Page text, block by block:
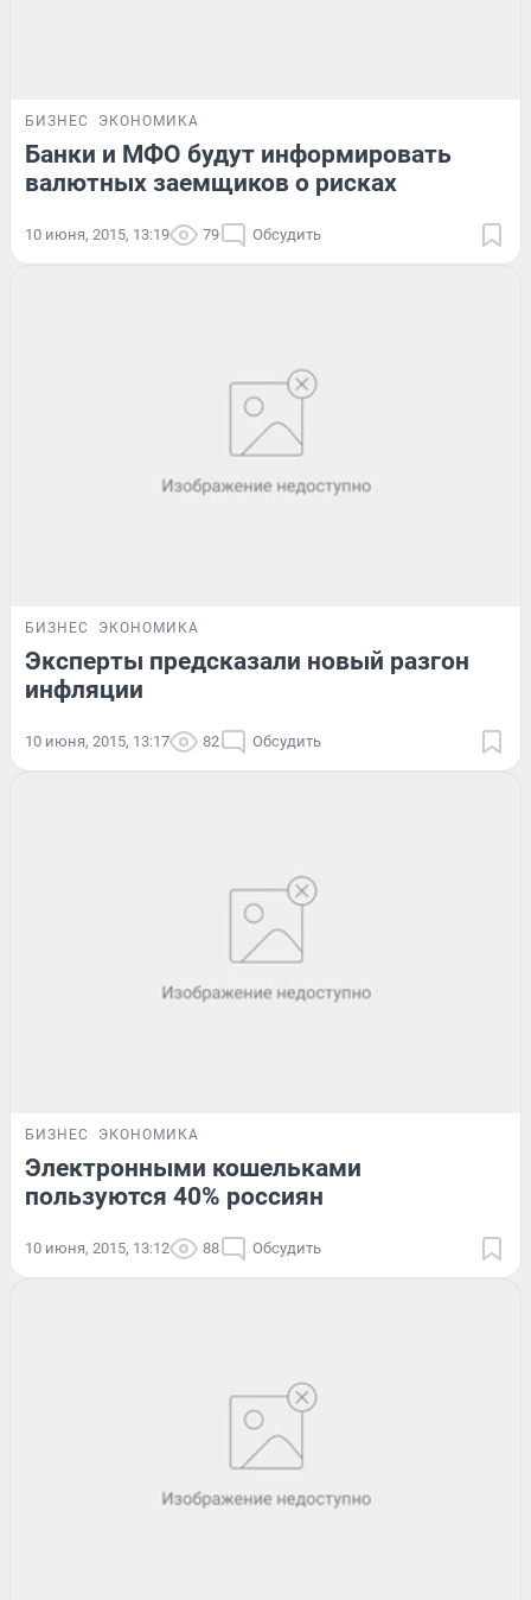
БИЗНЕС ЭКОНОМИКА
Банки и МФО будут информировать
валютных заемщиков о рисках
10 июня, 2015, 13:19 79 Обсудить
БИЗНЕС ЭКОНОМИКА
Эксперты предсказали новый разгон
инфляции
10 июня, 2015, 13:17 82 Обсудить
БИЗНЕС ЭКОНОМИКА
Электронными кошельками
пользуются 40% россиян
10 июня, 2015, 13:12 88 Обсудить